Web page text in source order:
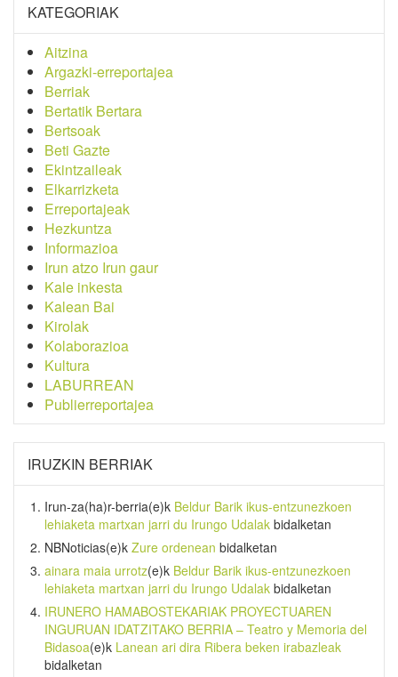
KATEGORIAK
Aitzina
Argazki-erreportajea
Berriak
Bertatik Bertara
Bertsoak
Beti Gazte
Ekintzaileak
Elkarrizketa
Erreportajeak
Hezkuntza
Informazioa
Irun atzo Irun gaur
Kale inkesta
Kalean Bai
Kirolak
Kolaborazioa
Kultura
LABURREAN
Publierreportajea
IRUZKIN BERRIAK
Irun-za(ha)r-berria(e)k Beldur Barik ikus-entzunezkoen
lehiaketa martxan jarri du Irungo Udalak bidalketan
NBNoticias(e)k Zure ordenean bidalketan
ainara maia urrotz(e)k Beldur Barik ikus-entzunezkoen
lehiaketa martxan jarri du Irungo Udalak bidalketan
IRUNERO HAMABOSTEKARIAK PROYECTUAREN
INGURUAN IDATZITAKO BERRIA – Teatro y Memoria del
Bidasoa(e)k Lanean ari dira Ribera beken irabazleak
bidalketan